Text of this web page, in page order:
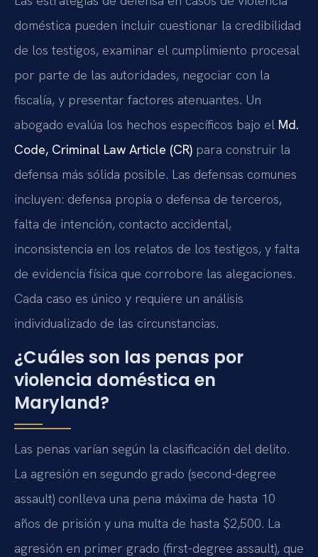
doméstica pueden incluir cuestionar la credibilidad
de los testigos, examinar el cumplimiento procesal
por parte de las autoridades, negociar con la
fiscalía, y presentar factores atenuantes. Un
abogado evalúa los hechos específicos bajo el Md.
Code, Criminal Law Article (CR) para construir la
defensa más sólida posible. Las defensas comunes
incluyen: defensa propia o defensa de terceros,
falta de intención, contacto accidental,
inconsistencia en los relatos de los testigos, y falta
de evidencia física que corrobore las alegaciones.
Cada caso es único y requiere un análisis
individualizado de las circunstancias.
¿Cuáles son las penas por
violencia doméstica en
Maryland?
Las penas varían según la clasificación del delito.
La agresión en segundo grado (second-degree
assault) conlleva una pena máxima de hasta 10
años de prisión y una multa de hasta $2,500. La
agresión en primer grado (first-degree assault), que